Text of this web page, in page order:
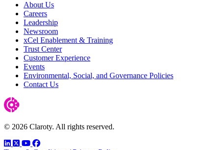
About Us
Careers
Leadership
Newsroom
xCel Enablement & Training
Trust Center
Customer Experience
Events
Environmental, Social, and Governance Policies
Contact Us
© 2026 Claroty. All rights reserved.
LinkedIn
TwitterYouTube
Facebook